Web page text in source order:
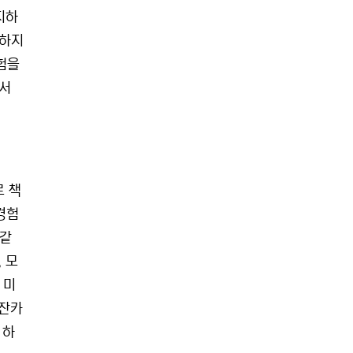
하
지
을
책
험
모
카